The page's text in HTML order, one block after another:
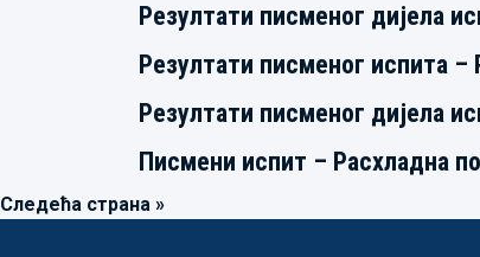
Резултати писменог дијела
Резултати писменог испита –
Резултати писменог дијела
Писмени испит – Расхладна
Следећа страна »